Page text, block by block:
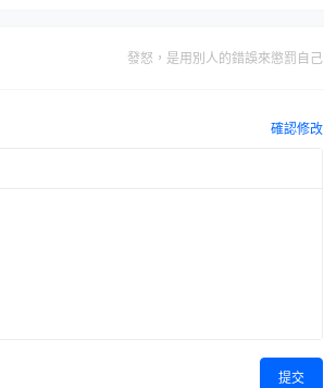
發怒，是用別人的錯誤來懲罰自己
確認修改
提交